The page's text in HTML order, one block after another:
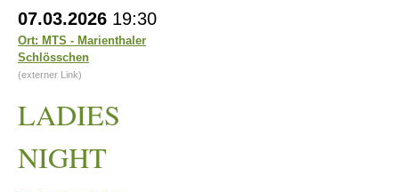
07.03.2026 19:30
Ort: MTS - Marienthaler
Schlösschen
(externer Link)
LADIES
NIGHT